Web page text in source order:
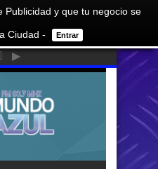
Publicidad y que tu negocio se
Ciudad - Entrar